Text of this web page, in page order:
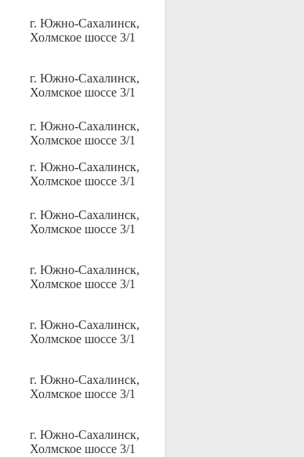
г. Южно-Сахалинск,
Холмское шоссе 3/1
г. Южно-Сахалинск,
Холмское шоссе 3/1
г. Южно-Сахалинск,
Холмское шоссе 3/1
г. Южно-Сахалинск,
Холмское шоссе 3/1
г. Южно-Сахалинск,
Холмское шоссе 3/1
г. Южно-Сахалинск,
Холмское шоссе 3/1
г. Южно-Сахалинск,
Холмское шоссе 3/1
г. Южно-Сахалинск,
Холмское шоссе 3/1
г. Южно-Сахалинск,
Холмское шоссе 3/1